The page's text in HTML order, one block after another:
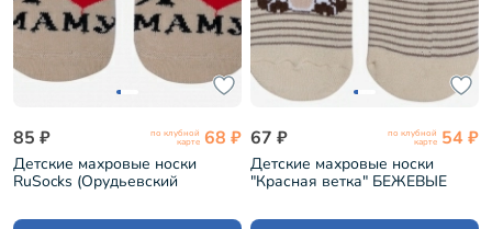
85 ₽ по клубной
карте 68 ₽
Детские махровые носки
RuSocks (Орудьевский
(Д-111-01)
67 ₽ по клубной
карте 54 ₽
Детские махровые носки
"Красная ветка" БЕЖЕВЫЕ